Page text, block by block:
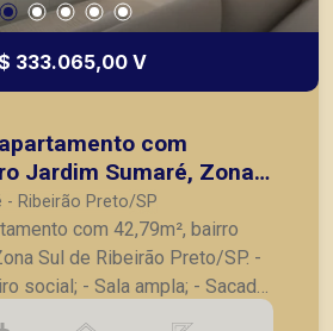
333.065,00 V
com
Jardim Sumaré, Zona
Preto/SP.
- Ribeirão Preto/SP
com 42,79m², bairro
Sul de Ribeirão Preto/SP. -
social; - Sala ampla; - Sacada;
1.Localização